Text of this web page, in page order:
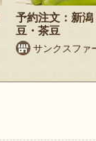
予約注文：新潟
豆・茶豆
サンクスファ